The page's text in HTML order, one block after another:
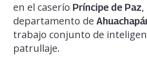
en el caserío Príncipe de Paz,
departamento de
trabajo conjunto de
patrullaje.